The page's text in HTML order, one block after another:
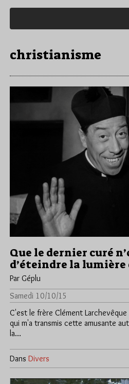
christianisme
Que le dernier curé
d’éteindre la
Par Géplu
Samedi 10/10/15
C'est le frère Clément
qui m'a transmis cette amusante
la…
Dans Divers